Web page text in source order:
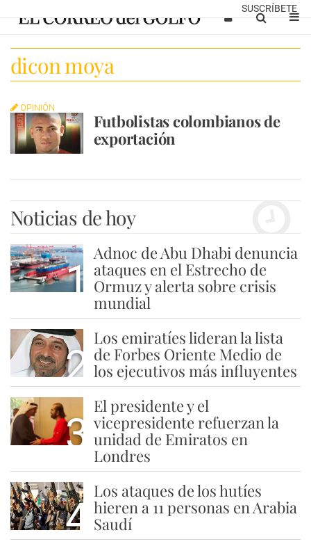
SUSCRÍBETE
dicon moya
OPINIÓN
Futbolistas colombianos de
exportación
Noticias de hoy
1
Adnoc de Abu Dhabi denuncia
ataques en el Estrecho de
Ormuz y alerta sobre crisis
mundial
2
Los emiratíes lideran la lista
de Forbes Oriente Medio de
los ejecutivos más influyentes
3
El presidente y el
vicepresidente refuerzan la
unidad de Emiratos en
Londres
4
Los ataques de los hutíes
hieren a 11 personas en Arabia
Saudí